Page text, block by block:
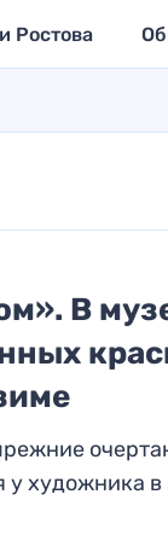
Ростова
В
у художника